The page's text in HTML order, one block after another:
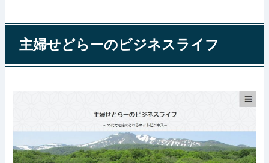
主婦せどらーのビジネスライフ